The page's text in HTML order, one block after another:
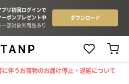
に伴うお荷物のお届け停止・遅延について